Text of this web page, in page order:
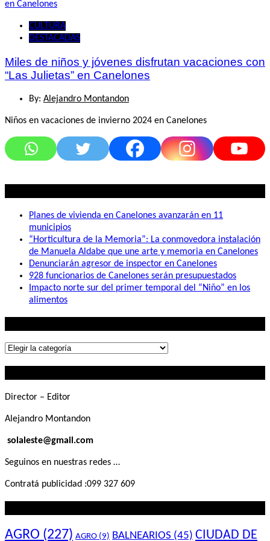
CULTURA
DESTACADAS
Miles de niños y jóvenes disfrutan vacaciones con
“Las Julietas” en Canelones
By: Alejandro Montandon
Niños en vacaciones de invierno 2024 en Canelones
Planes de vivienda en Canelones avanzarán en 11
municipios
“Horticultura de la Memoria”: La conmovedora instalación
de Manuela Aldabe que une arte y memoria en Canelones
Denunciarán agresor de inspector en Canelones
928 funcionarios de Canelones serán presupuestados
Impacto norte sur del primer temporal del “Niño” en los
alimentos
Lo
Director – Editor
Alejandro Montandon
solaleste@gmail.com
Seguinos en nuestras redes …
Contratá publicidad :099 327 609
AGRO (227) AGRO (9) BALNEARIOS (45) CIUDAD DE